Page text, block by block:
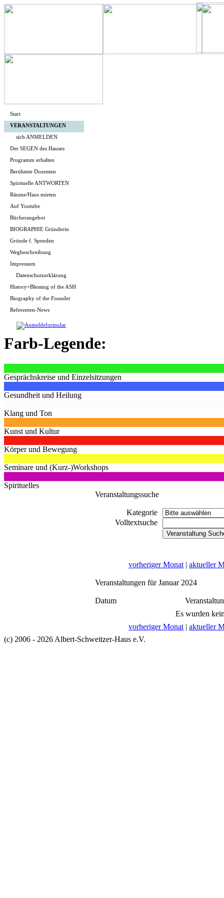
Start
VERANSTALTUNGEN
sich ANMELDEN
Der SEGEN des Hauses
Programm erhalten
Berühmte Dozenten
Spirituelle ANTWORTEN
Räume/Haus mieten
Auf Youtube
Bücherangebot
BIOGRAPHIE Gründerin
Gründe f. Spenden
Wegbeschreibung
Impressum
Datenschutzerklärung
History+Blessing of the ASH
Biography of the Founder
Referenten-News
Farb-Legende:
Gesprächskreise und Einzelsitzungen
Gesundheit und Heilung
Klang und Ton
Kunst und Kultur
Körper und Bewegung
Seminare und (Kurz-)Workshops
Spirituelles
Veranstaltungssuche
Kategorie
Volltextsuche
vorheriger Monat | aktueller
Veranstaltungen für Januar 2024
Datum
Es wurden
vorheriger Monat | aktueller
(c) 2006 - 2026 Albert-Schweitzer-Haus e.V.